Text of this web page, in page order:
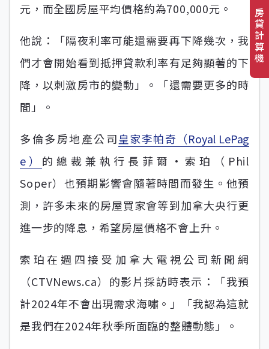
元，而全國房屋平均價格約為700,000元。
他說：「隔夜利率可能還需要再下降幾次，我
們才會開始看到抵押貸款利率有足夠顯著的下
降，以刺激房市的變動」。「還需要更多的時
間」。
多倫多房地產公司皇家李帕奇（Royal LePag
e） 的總裁兼執行長菲爾·索珀（Phil
Soper）也預期影響會隨著時間而發生。他預
測，許多未來的房屋買家會等到加拿大央行更
進一步的降息，希望房屋價格不會上升。
索珀在週四接受加拿大電視公司新聞網
（CTVNews.ca）的影片採訪時表示：「我預
計2024年不會出現需求海嘯。」「我認為這就
是我們在2024年秋季所面臨的整體動態」。
房
貸
計
算
機